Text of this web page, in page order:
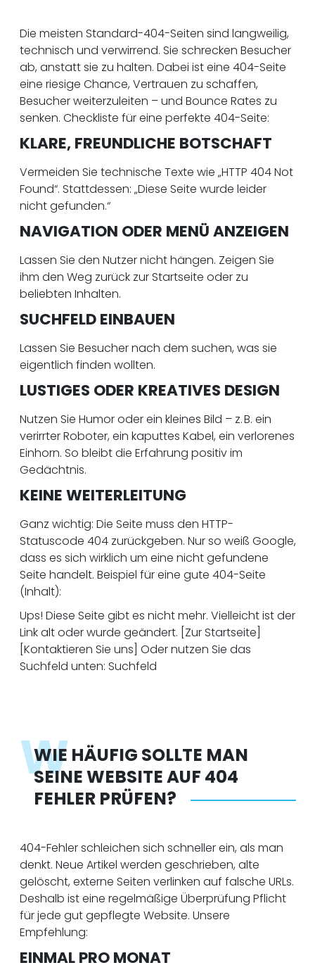
Die meisten Standard-404-Seiten sind langweilig,
technisch und verwirrend. Sie schrecken Besucher
ab, anstatt sie zu halten. Dabei ist eine 404-Seite
eine riesige Chance, Vertrauen zu schaffen,
Besucher weiterzuleiten – und Bounce Rates zu
senken. Checkliste für eine perfekte 404-Seite:
KLARE, FREUNDLICHE BOTSCHAFT
Vermeiden Sie technische Texte wie „HTTP 404 Not
Found“. Stattdessen: „Diese Seite wurde leider
nicht gefunden.“
NAVIGATION ODER MENÜ ANZEIGEN
Lassen Sie den Nutzer nicht hängen. Zeigen Sie
ihm den Weg zurück zur Startseite oder zu
beliebten Inhalten.
SUCHFELD EINBAUEN
Lassen Sie Besucher nach dem suchen, was sie
eigentlich finden wollten.
LUSTIGES ODER KREATIVES DESIGN
Nutzen Sie Humor oder ein kleines Bild – z. B. ein
verirrter Roboter, ein kaputtes Kabel, ein verlorenes
Einhorn. So bleibt die Erfahrung positiv im
Gedächtnis.
KEINE WEITERLEITUNG
Ganz wichtig: Die Seite muss den HTTP-
Statuscode 404 zurückgeben. Nur so weiß Google,
dass es sich wirklich um eine nicht gefundene
Seite handelt. Beispiel für eine gute 404-Seite
(Inhalt):
Ups! Diese Seite gibt es nicht mehr. Vielleicht ist der
Link alt oder wurde geändert. [Zur Startseite]
[Kontaktieren Sie uns] Oder nutzen Sie das
Suchfeld unten: Suchfeld
W
WIE HÄUFIG SOLLTE MAN
SEINE WEBSITE AUF 404
FEHLER PRÜFEN?
404-Fehler schleichen sich schneller ein, als man
denkt. Neue Artikel werden geschrieben, alte
gelöscht, externe Seiten verlinken auf falsche URLs.
Deshalb ist eine regelmäßige Überprüfung Pflicht
für jede gut gepflegte Website. Unsere
Empfehlung:
EINMAL PRO MONAT